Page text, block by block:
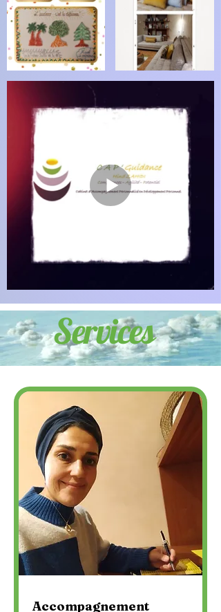
Services
Accompagnement